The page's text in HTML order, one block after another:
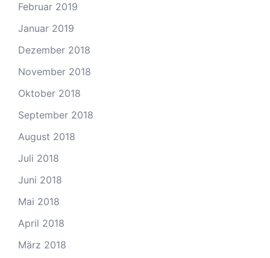
Februar 2019
Januar 2019
Dezember 2018
November 2018
Oktober 2018
September 2018
August 2018
Juli 2018
Juni 2018
Mai 2018
April 2018
März 2018